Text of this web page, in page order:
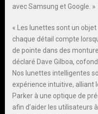
avec Samsung et Google. »
« Les lunettes sont un
chaque détail compte
de pointe dans des
déclaré Dave Gilboa,
Nos lunettes intelligentes
expérience intuitive, alliant
Parker à une optique de
afin d’aider les utilisateurs